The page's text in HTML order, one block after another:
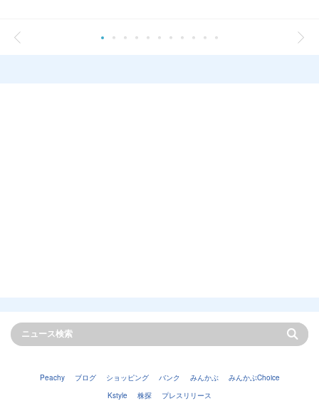
Peachy ブログ ショッピング バンク みんかぶ
みんかぶChoice
Kstyle
株探 プレスリリース